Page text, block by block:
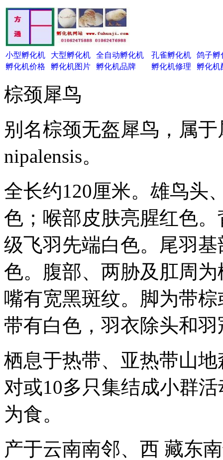
小型孵化机 大型孵化机 全自动孵化机 孔雀孵化机
鸽子孵
孵化机价格
孵化机图片 孵化机品牌 孵化机修理 孵化机
棕颈犀鸟
别名棕颈无盔犀鸟，属
nipalensis。
全长约120厘米。雄鸟头
色；喉部皮肤亮腥红色
级飞羽先端白色。尾羽
色。腹部、两胁及肛周
嘴有宽黑斑纹。脚为带
带有白色，羽衣除头和
栖息于热带、亚热带山
对或10多只集结成小群
为食。
产于云南南邻、西 藏东